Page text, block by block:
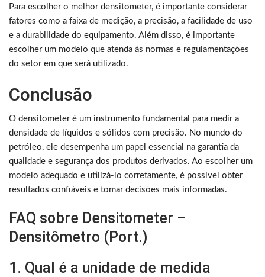
Para escolher o melhor densitometer, é importante considerar
fatores como a faixa de medição, a precisão, a facilidade de uso
e a durabilidade do equipamento. Além disso, é importante
escolher um modelo que atenda às normas e regulamentações
do setor em que será utilizado.
Conclusão
O densitometer é um instrumento fundamental para medir a
densidade de líquidos e sólidos com precisão. No mundo do
petróleo, ele desempenha um papel essencial na garantia da
qualidade e segurança dos produtos derivados. Ao escolher um
modelo adequado e utilizá-lo corretamente, é possível obter
resultados confiáveis e tomar decisões mais informadas.
FAQ sobre Densitometer –
Densitômetro (Port.)
1. Qual é a unidade de medida